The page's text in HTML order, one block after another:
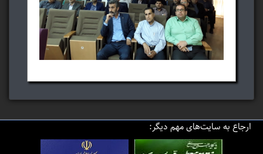
ارجاع به سایت‌های مهم دیگر: